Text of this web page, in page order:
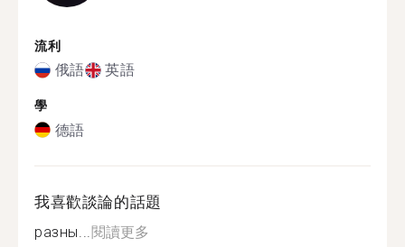
流利
俄語 英語
學
德語
我喜歡談論的話題
разны... 閱讀更多